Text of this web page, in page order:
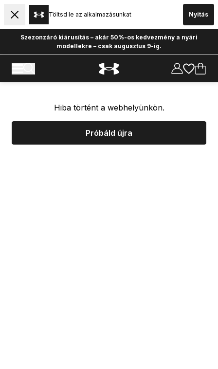
Töltsd le az alkalmazásunkat Nyitás
Szezonzáró kiárusítás – akár 50%-os kedvezmény a nyári
modellekre – csak augusztus 9-ig.
Hiba történt a webhelyünkön.
Próbáld újra